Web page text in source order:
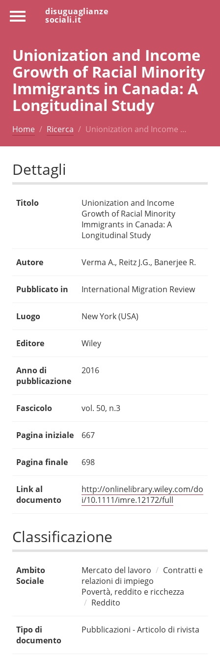
disuguaglianze
sociali.it
Unionization and Income
Growth of Racial Minority
Immigrants in Canada: A
Longitudinal Study
Home Ricerca Unionization and Income …
Dettagli
Titolo
Unionization and Income
Growth of Racial Minority
Immigrants in Canada: A
Longitudinal Study
Autore Verma A., Reitz J.G., Banerjee R.
Pubblicato in International Migration Review
Luogo New York (USA)
Editore Wiley
Anno di
pubblicazione
2016
Fascicolo vol. 50, n.3
Pagina iniziale 667
Pagina finale 698
Link al
documento
http://onlinelibrary.wiley.com/do
i/10.1111/imre.12172/full
Classificazione
Ambito
Sociale
Mercato del lavoro
Contratti e
relazioni di impiego
Povertà, reddito e ricchezza
Reddito
Tipo di
documento
Pubblicazioni - Articolo di rivista